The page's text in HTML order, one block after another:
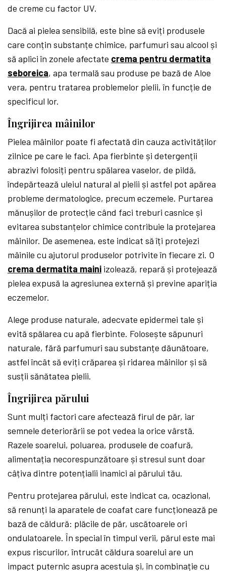
de creme cu factor UV.
Dacă ai pielea sensibilă, este bine să eviți produsele
care conțin substanțe chimice, parfumuri sau alcool și
să aplici în zonele afectate crema pentru dermatita
seboreica, apa termală sau produse pe bază de Aloe
vera, pentru tratarea problemelor pielii, în funcție de
specificul lor.
Îngrijirea mâinilor
Pielea mâinilor poate fi afectată din cauza activităților
zilnice pe care le faci. Apa fierbinte și detergenții
abrazivi folosiți pentru spălarea vaselor, de pildă,
îndepărtează uleiul natural al pielii și astfel pot apărea
probleme dermatologice, precum eczemele. Purtarea
mănușilor de protecție când faci treburi casnice și
evitarea substanțelor chimice contribuie la protejarea
mâinilor. De asemenea, este indicat să îți protejezi
mâinile cu ajutorul produselor potrivite în fiecare zi. O
crema dermatita maini izolează, repară și protejează
pielea expusă la agresiunea externă și previne apariția
eczemelor.
Alege produse naturale, adecvate epidermei tale și
evită spălarea cu apă fierbinte. Folosește săpunuri
naturale, fără parfumuri sau substanțe dăunătoare,
astfel încât să eviți crăparea și ridarea mâinilor și să
susții sănătatea pielii.
Îngrijirea părului
Sunt mulți factori care afectează firul de păr, iar
semnele deteriorării se pot vedea la orice vârstă.
Razele soarelui, poluarea, produsele de coafură,
alimentația necorespunzătoare și stresul sunt doar
câțiva dintre potențialii inamici ai părului tău.
Pentru protejarea părului, este indicat ca, ocazional,
să renunți la aparatele de coafat care funcționează pe
bază de căldură: plăcile de păr, uscătoarele ori
ondulatoarele. În special în timpul verii, părul este mai
expus riscurilor, întrucât căldura soarelui are un
impact puternic asupra acestuia și, în combinație cu